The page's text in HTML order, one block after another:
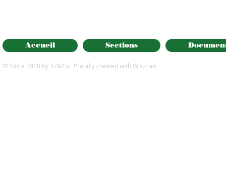
Accueil Sections
© Since 2018 by 37&Co. Proudly created with Wix.com